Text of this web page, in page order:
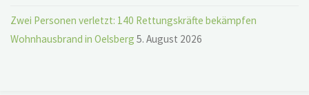
Zwei Personen verletzt: 140 Rettungskräfte bekämpfen
Wohnhausbrand in Oelsberg 5. August 2026